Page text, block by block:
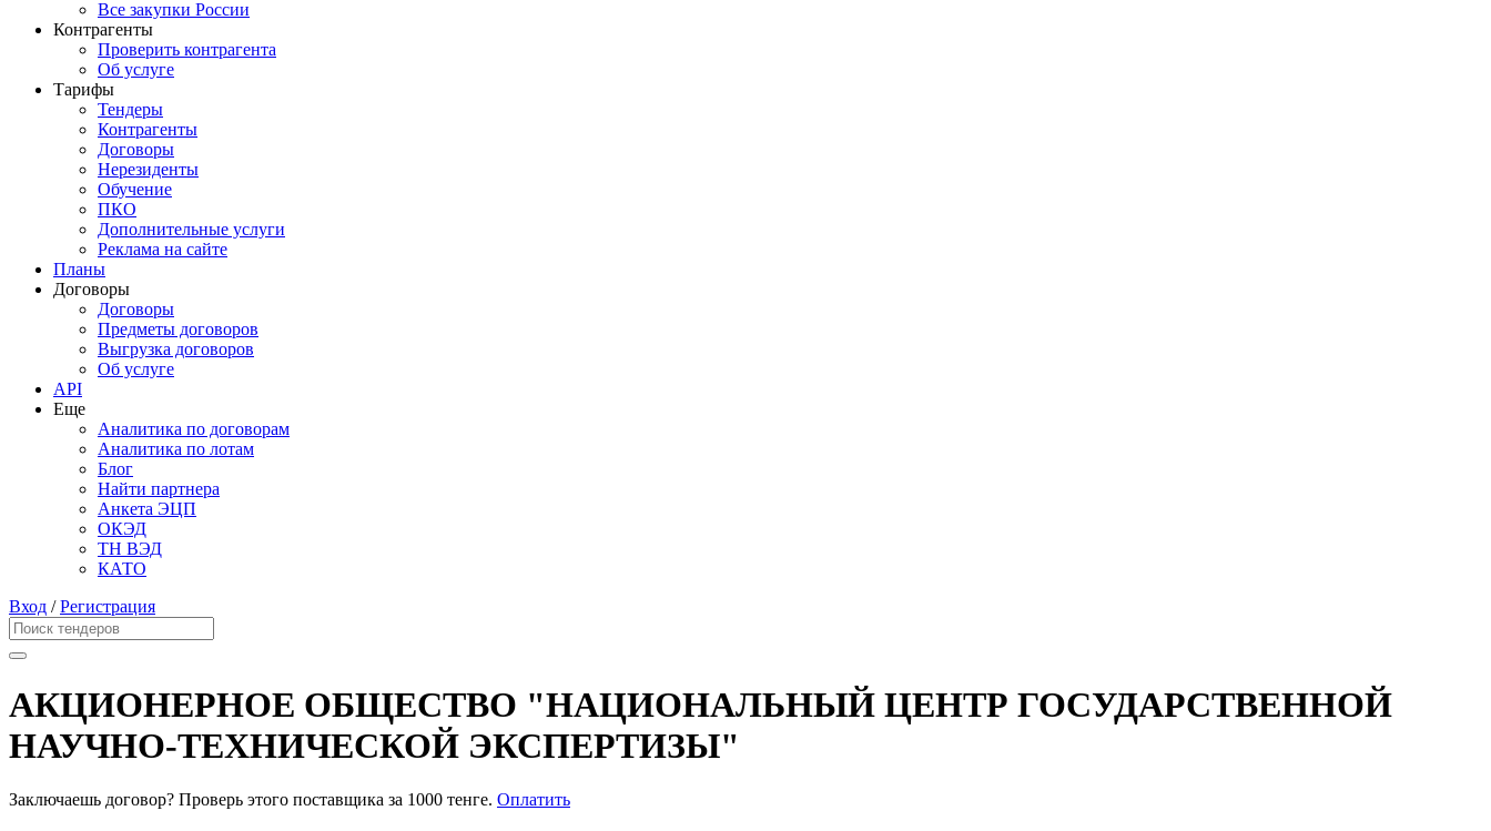
Все закупки России
Контрагенты
Проверить контрагента
Об услуге
Тарифы
Тендеры
Контрагенты
Договоры
Нерезиденты
Обучение
ПКО
Дополнительные услуги
Реклама на сайте
Планы
Договоры
Договоры
Предметы договоров
Выгрузка договоров
Об услуге
API
Еще
Аналитика по договорам
Аналитика по лотам
Блог
Найти партнера
Анкета ЭЦП
ОКЭД
ТН ВЭД
КАТО
Вход /Регистрация
АКЦИОНЕРНОЕ ОБЩЕСТВО "НАЦИОНАЛЬНЫЙ ЦЕНТР ГОСУДАРСТВЕННОЙ
НАУЧНО-ТЕХНИЧЕСКОЙ ЭКСПЕРТИЗЫ"
Заключаешь договор? Проверь этого поставщика за 1000 тенге. Оплатить